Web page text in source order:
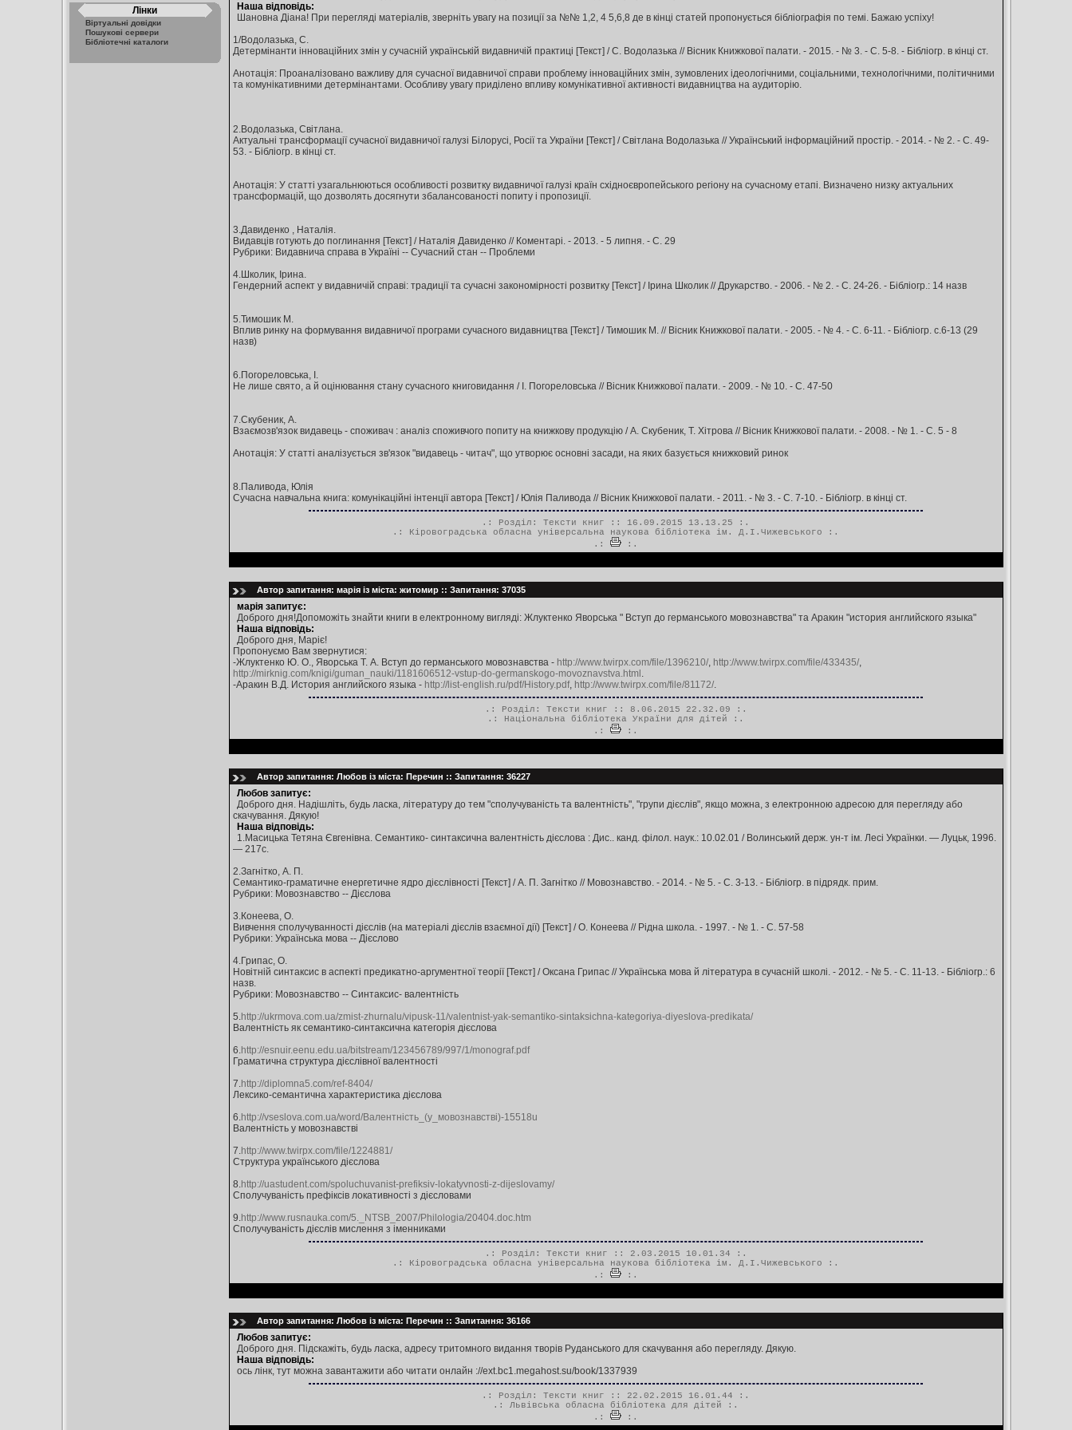
Лінки
Віртуальні довідки
Пошукові сервери
Бібліотечні каталоги
Наша відповідь:
Шановна Діана! При перегляді матеріалів, зверніть увагу на позиції за №№ 1,2, 4 5,6,8 де в кінці статей пропонується бібліографія по темі. Бажаю успіху!
1/Водолазька, С.
Детермінанти інноваційних змін у сучасній українській видавничій практиці [Текст] / С. Водолазька // Вісник Книжкової палати. - 2015. - № 3. - С. 5-8. - Бібліогр. в кінці ст.
Анотація: Проаналізовано важливу для сучасної видавничої справи проблему інноваційних змін, зумовлених ідеологічними, соціальними, технологічними, політичними
та комунікативними детермінантами. Особливу увагу приділено впливу комунікативної активності видавництва на аудиторію.
2.Водолазька, Світлана.
Актуальні трансформації сучасної видавничої галузі Білорусі, Росії та України [Текст] / Світлана Водолазька // Український інформаційний простір. - 2014. - № 2. - С. 49-
53. - Бібліогр. в кінці ст.
Анотація: У статті узагальнюються особливості розвитку видавничої галузі країн східноєвропейського регіону на сучасному етапі. Визначено низку актуальних
трансформацій, що дозволять досягнути збалансованості попиту і пропозиції.
3.Давиденко , Наталія.
Видавців готують до поглинання [Текст] / Наталія Давиденко // Коментарі. - 2013. - 5 липня. - С. 29
Рубрики: Видавнича справа в Україні -- Сучасний стан -- Проблеми
4.Школик, Ірина.
Гендерний аспект у видавничій справі: традиції та сучасні закономірності розвитку [Текст] / Ірина Школик // Друкарство. - 2006. - № 2. - С. 24-26. - Бібліогр.: 14 назв
5.Тимошик М.
Вплив ринку на формування видавничої програми сучасного видавництва [Текст] / Тимошик М. // Вісник Книжкової палати. - 2005. - № 4. - С. 6-11. - Бібліогр. с.6-13 (29
назв)
6.Погореловська, І.
Не лише свято, а й оцінювання стану сучасного книговидання / І. Погореловська // Вісник Книжкової палати. - 2009. - № 10. - С. 47-50
7.Скубеник, А.
Взаємозв'язок видавець - споживач : аналіз споживчого попиту на книжкову продукцію / А. Скубеник, Т. Хітрова // Вісник Книжкової палати. - 2008. - № 1. - С. 5 - 8
Анотація: У статті аналізується зв'язок "видавець - читач", що утворює основні засади, на яких базується книжковий ринок
8.Паливода, Юлія
Сучасна навчальна книга: комунікаційні інтенції автора [Текст] / Юлія Паливода // Вісник Книжкової палати. - 2011. - № 3. - С. 7-10. - Бібліогр. в кінці ст.
.: Розділ: Тексти книг :: 16.09.2015 13.13.25 :.
.: Кіровоградська обласна універсальна наукова бібліотека ім. Д.І.Чижевського :.
.:
:.
Автор запитання: марія із міста: житомир :: Запитання: 37035
марія запитує:
Доброго дня!Допоможіть знайти книги в електронному вигляді: Жлуктенко Яворська " Вступ до германського мовознавства" та Аракин "история английского языка"
Наша відповідь:
Доброго дня, Маріє!
Пропонуємо Вам звернутися:
-Жлуктенко Ю. О., Яворська Т. А. Вступ до германського мовознавства - http://www.twirpx.com/file/1396210/, http://www.twirpx.com/file/433435/,
http://mirknig.com/knigi/guman_nauki/1181606512-vstup-do-germanskogo-movoznavstva.html .
-Аракин В.Д. История английского языка - http://list-english.ru/pdf/History.pdf, http://www.twirpx.com/file/81172/.
.: Розділ: Тексти книг :: 8.06.2015 22.32.09 :.
.: Національна бібліотека України для дітей :.
.:
:.
Автор запитання: Любов із міста: Перечин :: Запитання: 36227
Любов запитує:
Доброго дня. Надішліть, будь ласка, літературу до тем "сполучуваність та валентність", "групи дієслів", якщо можна, з електронною адресою для перегляду або
скачування. Дякую!
Наша відповідь:
1.Масицька Тетяна Євгенівна. Семантико- синтаксична валентність дієслова : Дис.. канд. філол. наук.: 10.02.01 / Волинський держ. ун-т ім. Лесі Українки. — Луцьк, 1996.
— 217с.
2.Загнітко, А. П.
Семантико-граматичне енергетичне ядро дієслівності [Текст] / А. П. Загнітко // Мовознавство. - 2014. - № 5. - С. 3-13. - Бiблiогр. в пiдрядк. прим.
Рубрики: Мовознавство -- Дієслова
3.Конеева, О.
Вивчення сполучуванності дієслів (на матеріалі дієслів взаємної дії) [Текст] / О. Конеева // Рідна школа. - 1997. - № 1. - С. 57-58
Рубрики: Українська мова -- Дієслово
4.Грипас, О.
Новітній синтаксис в аспекті предикатно-аргументної теорії [Текст] / Оксана Грипас // Українська мова й література в сучасній школі. - 2012. - № 5. - С. 11-13. - Бібліогр.: 6
назв.
Рубрики: Мовознавство -- Синтаксис- валентність
5.http://ukrmova.com.ua/zmist-zhurnalu/vipusk-11/valentnist-yak-semantiko-sintaksichna-kategoriya-diyeslova-predikata/
Валентність як семантико-синтаксична категорія дієслова
6.http://esnuir.eenu.edu.ua/bitstream/123456789/997/1/monograf.pdf
Граматична структура дієслівної валентності
7.http://diplomna5.com/ref-8404/
Лексико-семантична характеристика дієслова
6.http://vseslova.com.ua/word/Валентність_(у_мовознавстві)-15518u
Валентність у мовознавстві
7.http://www.twirpx.com/file/1224881/
Структура українського дієслова
8.http://uastudent.com/spoluchuvanist-prefiksiv-lokatyvnosti-z-dijeslovamy/
Сполучуваність префіксів локативності з дієсловами
9.http://www.rusnauka.com/5._NTSB_2007/Philologia/20404.doc.htm
Сполучуваність дієслів мислення з іменниками
.: Розділ: Тексти книг :: 2.03.2015 10.01.34 :.
.: Кіровоградська обласна універсальна наукова бібліотека ім. Д.І.Чижевського :.
.:
:.
Автор запитання: Любов із міста: Перечин :: Запитання: 36166
Любов запитує:
Доброго дня. Підскажіть, будь ласка, адресу тритомного видання творів Руданського для скачування або перегляду. Дякую.
Наша відповідь:
ось лінк, тут можна завантажити або читати онлайн ://ext.bc1.megahost.su/book/1337939
.: Розділ: Тексти книг :: 22.02.2015 16.01.44 :.
.: Львівська обласна бібліотека для дітей :.
.:
:.